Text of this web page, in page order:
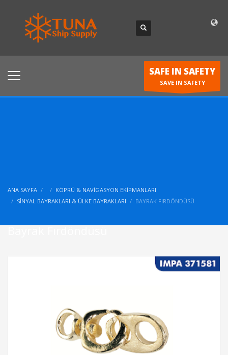
SAFE IN SAFETY
SAVE IN SAFETY
ANA SAYFA
KÖPRÜ & NAVIGASYON EKIPMANLARI
SINYAL BAYRAKLARI & ÜLKE BAYRAKLARI
BAYRAK FIRDÖNDÜSÜ
Bayrak Fırdöndüsü